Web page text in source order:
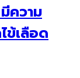
ความ
ข้เลือด